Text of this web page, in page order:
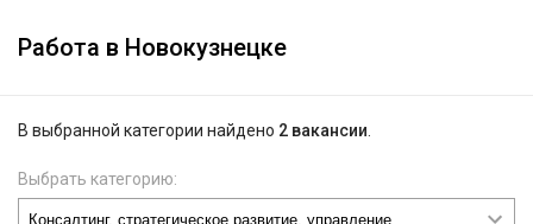
Работа в Новокузнецке
В выбранной категории найдено 2 вакансии
Выбрать категорию: